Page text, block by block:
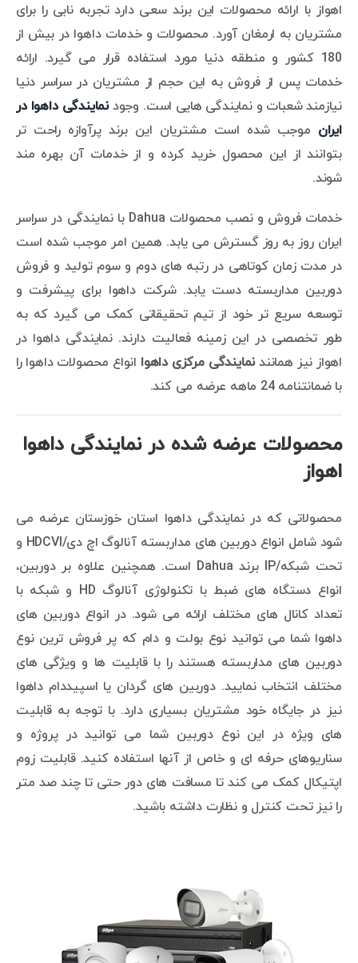
اهواز با ارائه محصولات این برند سعی دارد تجربه نابی را برای
مشتریان به ارمغان آورد. محصولات و خدمات داهوا در بیش از
180 کشور و منطقه دنیا مورد استفاده قرار می گیرد. ارائه
خدمات پس از فروش به این حجم از مشتریان در سراسر دنیا
نیازمند شعبات و نمایندگی هایی است. وجودنمایندگی داهوا در
ایران موجب شده است مشتریان این برند پرآوازه راحت تر
بتوانند از این محصول خرید کرده و از خدمات آن بهره مند
شوند.
خدمات فروش و نصب محصولات Dahua با نمایندگی در سراسر
ایران روز به روز گسترش می یابد. همین امر موجب شده است
در مدت زمان کوتاهی در رتبه های دوم و سوم تولید و فروش
دوربین مداربسته دست یابد. شرکت داهوا برای پیشرفت و
توسعه سریع تر خود از تیم تحقیقاتی کمک می گیرد که به
طور تخصصی در این زمینه فعالیت دارند. نمایندگی داهوا در
اهواز نیز همانندنمایندگی مرکزی داهوا انواع محصولات داهوا را
با ضمانتنامه 24 ماهه عرضه می کند.
محصولات عرضه شده در نمایندگی داهوا
اهواز
محصولاتی که در نمایندگی داهوا استان خوزستان عرضه می
شود شامل انواع دوربین های مداربسته آنالوگ اچ دی/HDCVI و
تحت شبکه/IP برند Dahua است. همچنین علاوه بر دوربین،
انواع دستگاه های ضبط با تکنولوژی آنالوگ HD و شبکه با
تعداد کانال های مختلف ارائه می شود. در انواع دوربین های
داهوا شما می توانید نوع بولت و دام که پر فروش ترین نوع
دوربین های مداربسته هستند را با قابلیت ها و ویژگی های
مختلف انتخاب نمایید. دوربین های گردان یا اسپیددام داهوا
نیز در جایگاه خود مشتریان بسیاری دارد. با توجه به قابلیت
های ویژه در این نوع دوربین شما می توانید در پروژه و
سناریوهای حرفه ای و خاص از آنها استفاده کنید. قابلیت زوم
اپتیکال کمک می کند تا مسافت های دور حتی تا چند صد متر
را نیز تحت کنترل و نظارت داشته باشید.